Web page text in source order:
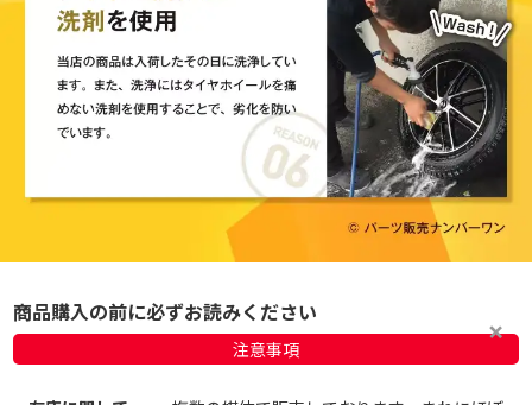
商品購入の前に必ずお読みください
注意事項